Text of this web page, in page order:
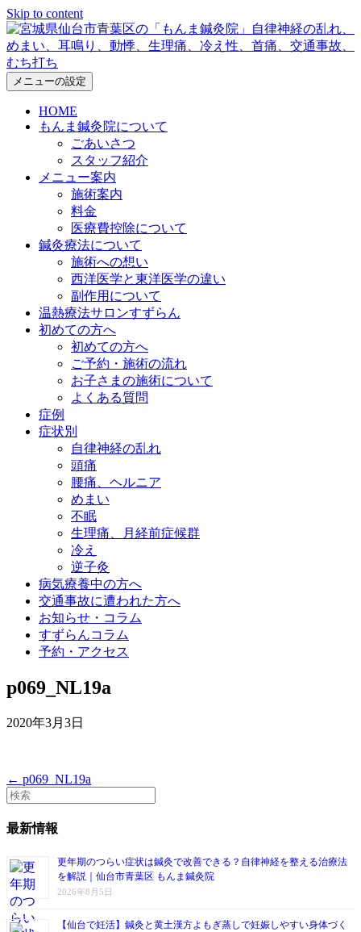
Skip to content
メニューの設定
HOME
もんま鍼灸院について
ごあいさつ
スタッフ紹介
メニュー案内
施術案内
料金
医療費控除について
鍼灸療法について
施術への想い
西洋医学と東洋医学の違い
副作用について
温熱療法サロンすずらん
初めての方へ
初めての方へ
ご予約・施術の流れ
お子さまの施術について
よくある質問
症例
症状別
自律神経の乱れ
頭痛
腰痛、ヘルニア
めまい
不眠
生理痛、月経前症候群
冷え
逆子灸
病気療養中の方へ
交通事故に遭われた方へ
お知らせ・コラム
すずらんコラム
予約・アクセス
p069_NL19a
2020年3月3日
← p069_NL19a
最新情報
更年期のつらい症状は鍼灸で改善できる？自律神経を整える治療法
を解説｜仙台市青葉区 もんま鍼灸院
2026年8月5日
【仙台で妊活】鍼灸と黄土漢方よもぎ蒸しで妊娠しやすい身体づく